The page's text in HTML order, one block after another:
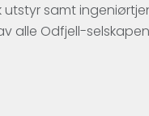
utstyr samt
alle Odfjell-